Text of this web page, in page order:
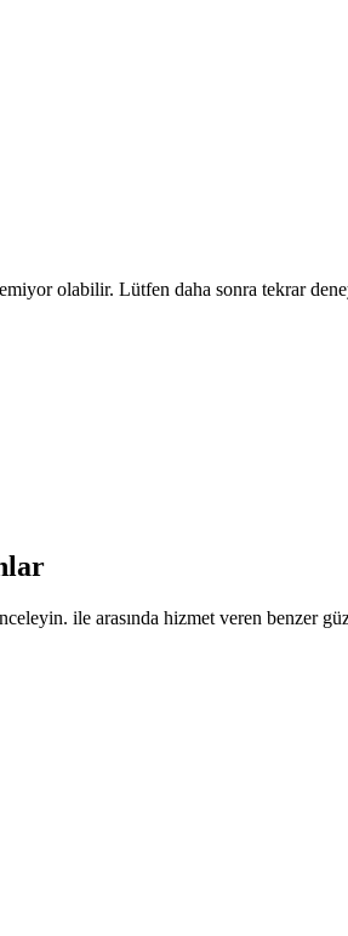
olabilir. Lütfen daha sonra tekrar
ile arasında hizmet veren benzer